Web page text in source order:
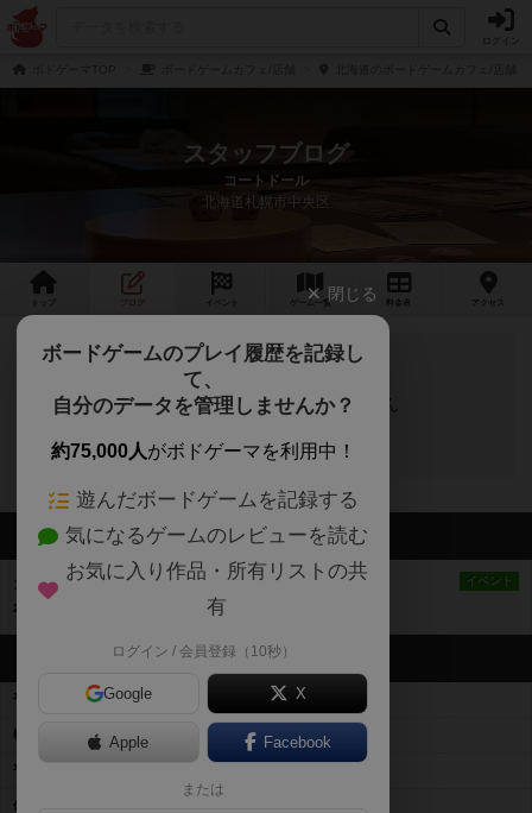
スタッフブログ
コートドール
北海道札幌市中央区
イベント ゲーム 一覧 料金 表 アクセス
スタッフブログの投稿はありません
最新のお知らせ
イベント
オープン記念キャンペーン！
2024年7月15日 23時38分の投稿
平均予算 平均1200円前後
料金レンジ 400～4600
平日営業
休日営業
閉じる
ボードゲームのプレイ履歴を記録し
て、
自分のデータを管理しませんか？
約75,000人がボドゲーマを利用中！
遊んだボードゲームを記録する
気になるゲームのレビューを読む
お気に入り作品・所有リストの共
有
ログイン / 会員登録（10秒）
Google X
Apple Facebook
または